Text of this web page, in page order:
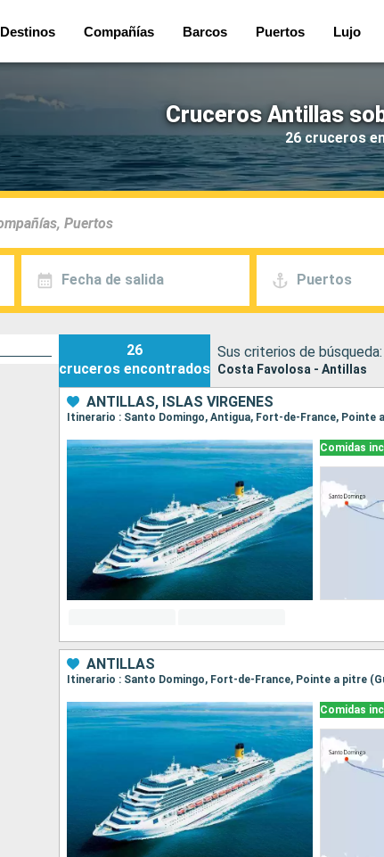
Destinos Compañías Barcos Puertos Lujo
Cruceros Antillas
26 cruceros
Fecha de salida Puertos
26
cruceros encontrados
Sus criterios de búsqueda:
Costa Favolosa - Antillas
ANTILLAS, ISLAS VÍRGENES
Comidas
ANTILLAS
Comidas